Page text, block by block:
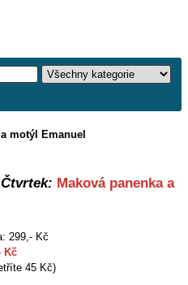
motýl Emanuel
Maková panenka a
299,- Kč
Kč
45 Kč)